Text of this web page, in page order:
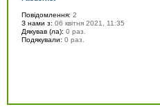
Повідомлення: 2
З нами з: 06 квітня 2021, 11:35
Дякував (ла): 0 раз.
Подякували: 0 раз.